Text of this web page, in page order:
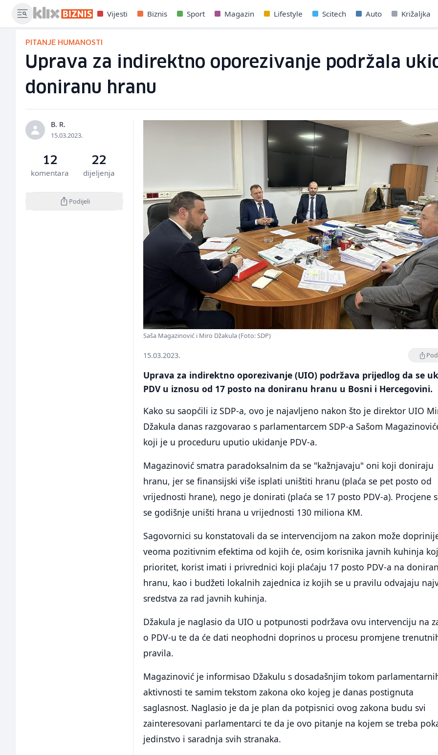
Vijesti Biznis Sport Magazin Lifestyle Scitech Auto Križaljka
PITANJE HUMANOSTI
Uprava za indirektno oporezivanje podržala
doniranu hranu
B. R.
15.03.2023.
12
komentara
22
dijeljenja
Podijeli
Saša Magazinović i Miro Džakula (Foto: SDP)
15.03.2023.
Uprava za indirektno oporezivanje (UIO) podržava prijedlog da se
PDV u iznosu od 17 posto na doniranu hranu u Bosni i Hercegovini.
Kako su saopćili iz SDP-a, ovo je najavljeno nakon što je direktor UIO
Džakula danas razgovarao s parlamentarcem SDP-a Sašom
koji je u proceduru uputio ukidanje PDV-a.
Magazinović smatra paradoksalnim da se "kažnjavaju" oni koji doniraju
hranu, jer se finansijski više isplati uništiti hranu (plaća se pet posto od
vrijednosti hrane), nego je donirati (plaća se 17 posto PDV-a). Procjene
se godišnje uništi hrana u vrijednosti 130 miliona KM.
Sagovornici su konstatovali da se intervencijom na zakon može
veoma pozitivnim efektima od kojih će, osim korisnika javnih kuhinja
prioritet, korist imati i privrednici koji plaćaju 17 posto PDV-a na
hranu, kao i budžeti lokalnih zajednica iz kojih se u pravilu odvajaju
sredstva za rad javnih kuhinja.
Džakula je naglasio da UIO u potpunosti podržava ovu intervenciju na
o PDV-u te da će dati neophodni doprinos u procesu promjene
pravila.
Magazinović je informisao Džakulu s dosadašnjim tokom
aktivnosti te samim tekstom zakona oko kojeg je danas postignuta
saglasnost. Naglasio je da je plan da potpisnici ovog zakona budu svi
zainteresovani parlamentarci te da je ovo pitanje na kojem se treba
jedinstvo i saradnja svih stranaka.